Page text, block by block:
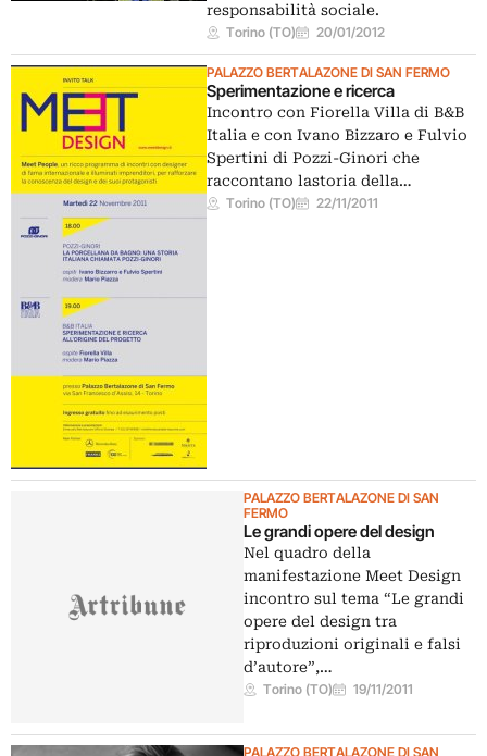
responsabilità sociale.
Torino (TO) 20/01/2012
PALAZZO BERTALAZONE DI SAN FERMO
Sperimentazione e ricerca
Incontro con Fiorella Villa di B&B
Italia e con Ivano Bizzaro e Fulvio
Spertini di Pozzi-Ginori che
raccontano lastoria della…
Torino (TO) 22/11/2011
PALAZZO BERTALAZONE DI SAN
FERMO
Le grandi opere del design
Nel quadro della
manifestazione Meet Design
incontro sul tema “Le grandi
opere del design tra
riproduzioni originali e falsi
d’autore”,…
Torino (TO) 19/11/2011
PALAZZO BERTALAZONE DI SAN